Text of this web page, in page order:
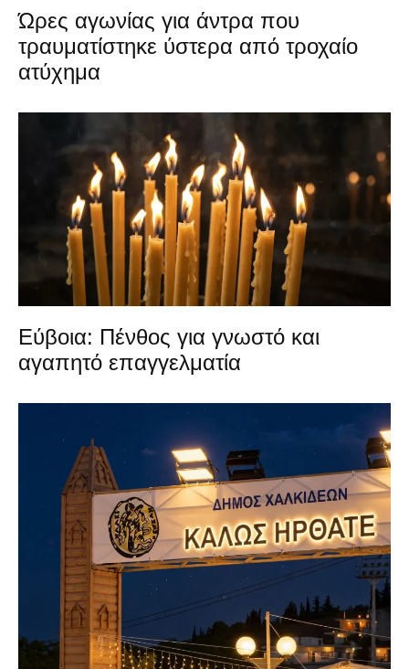
Ώρες αγωνίας για άντρα που
τραυματίστηκε ύστερα από τροχαίο
ατύχημα
Εύβοια: Πένθος για γνωστό και
αγαπητό επαγγελματία